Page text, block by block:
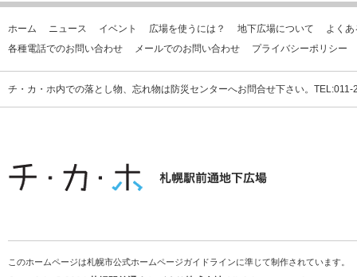
ホーム ニュース イベント 広場を使うには？ 地下広場について
よく
各種電話でのお問い合わせ
メールでのお問い合わせ プライバシーポリシー
チ・カ・ホ内での落とし物、忘れ物は防災センターへお問合せ下さい。
このホームページは札幌市公式ホームページガイドラインに準じて制作されています。